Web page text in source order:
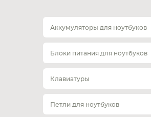
Аккумуляторы для ноутбуков
Блоки питания для ноутбуков
Клавиатуры
Петли для ноутбуков